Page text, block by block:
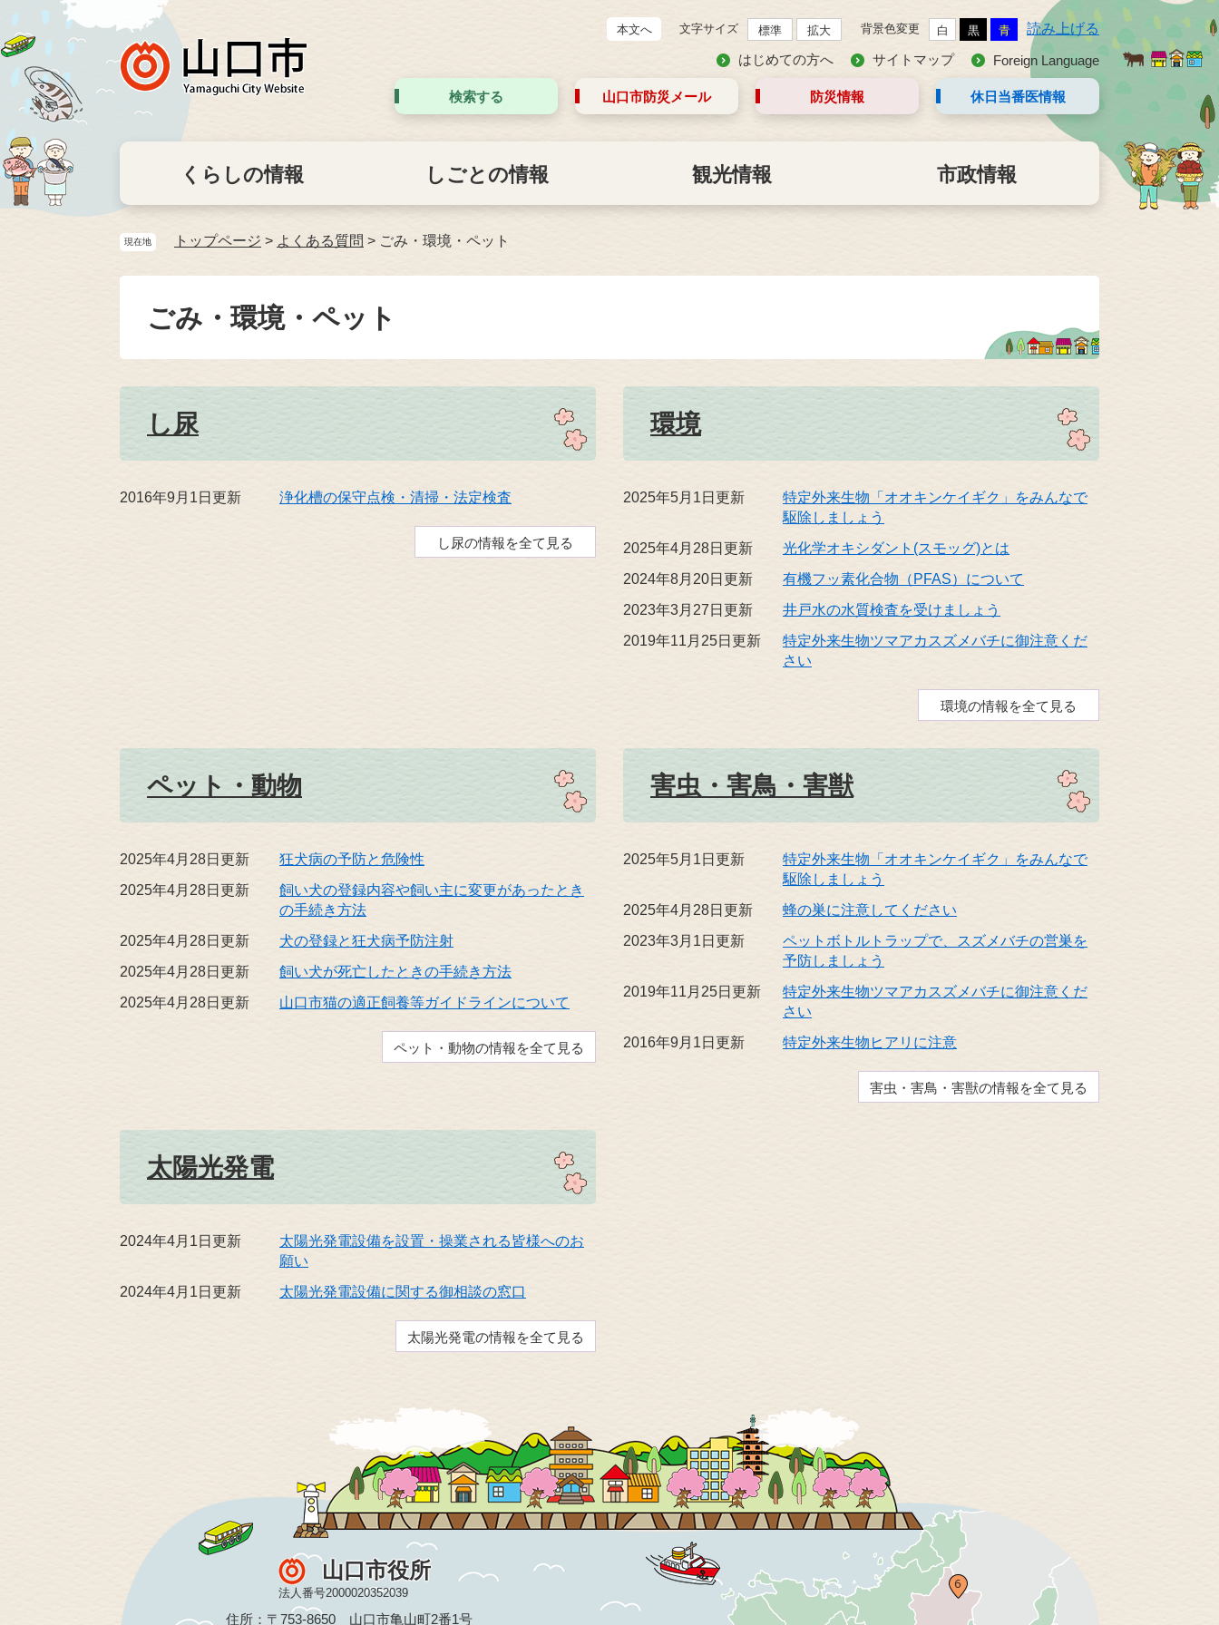
本文へ 文字サイズ 標準 拡大 背景色変更 白 黒 青 読み上げる
はじめての方へ サイトマップ Foreign Language
検索する 山口市防災 メール 防災情報 休日当番医情報
くらしの情報 しごとの情報 観光情報 市政情報
現在地 トップページ > よくある質問 > ごみ・環境・ペット
ごみ・環境・ペット
し尿
2016年9月1日更新 浄化槽の保守点検・清掃・法定検査
し尿の情報を全て見る
環境
2025年5月1日更新
特定外来生物「オオキンケイギク」をみんなで
駆除しましょう
2025年4月28日更新
光化学オキシダント(スモッグ)とは
2024年8月20日更新
有機フッ素化合物（PFAS）について
2023年3月27日更新
井戸水の水質検査を受けましょう
2019年11月25日更新
特定外来生物ツマアカスズメバチに御注意くだ
さい
環境の情報を全て見る
ペット・動物
2025年4月28日更新
狂犬病の予防と危険性
2025年4月28日更新
飼い犬の登録内容や飼い主に変更があったとき
の手続き方法
2025年4月28日更新
犬の登録と狂犬病予防注射
2025年4月28日更新
飼い犬が死亡したときの手続き方法
2025年4月28日更新
山口市猫の適正飼養等ガイドラインについて
ペット・動物の情報を全て見る
害虫・害鳥・害獣
2025年5月1日更新
特定外来生物「オオキンケイギク」をみんなで
駆除しましょう
2025年4月28日更新
蜂の巣に注意してください
2023年3月1日更新
ペットボトルトラップで、スズメバチの営巣を
予防しましょう
2019年11月25日更新
特定外来生物ツマアカスズメバチに御注意くだ
さい
2016年9月1日更新
特定外来生物ヒアリに注意
害虫・害鳥・害獣の情報を全て見る
太陽光発電
2024年4月1日更新
太陽光発電設備を設置・操業される皆様へのお
願い
2024年4月1日更新
太陽光発電設備に関する御相談の窓口
太陽光発電の情報を全て見る
山口市役所
法人番号2000020352039
住所：〒753-8650 山口市亀山町2番1号